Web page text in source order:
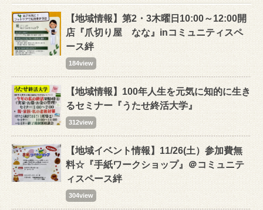
【地域情報】第2・3木曜日10:00～12:00開
店『爪切り屋 なな』inコミュニティスペ
ース絆
184view
【地域情報】100年人生を元気に知的に生き
るセミナー『うたせ終活大学』
312view
【地域イベント情報】11/26(土）参加費無
料☆『手紙ワークショップ』＠コミュニテ
ィスペース絆
304view